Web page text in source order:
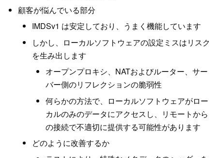
顧客が悩んでいる部分
IMDSv1 は安定しており、うまく機能しています
しかし、ローカルソフトウェアの設定ミスはリスク
を生み出します
オープンプロキシ、NATおよびルーター、サー
バー側のリフレクションの脆弱性
何らかの方法で、ローカルソフトウェアがロー
カルのみのデータにアクセスし、リモートから
の接続で不適切に提供する可能性があります
どのように改善するか